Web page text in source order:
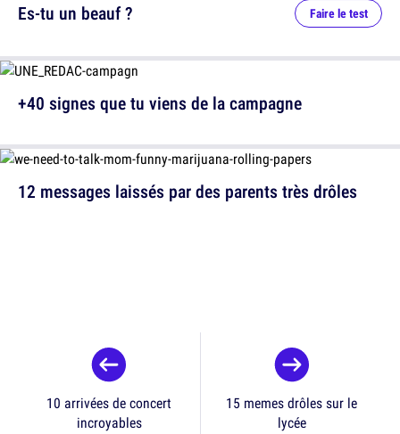
12 messages laissés par des parents très drôles
Es-tu un beauf ? Faire le test
+40 signes que tu viens de la campagne
10 arrivées de concert
incroyables
15 memes drôles sur le
lycée